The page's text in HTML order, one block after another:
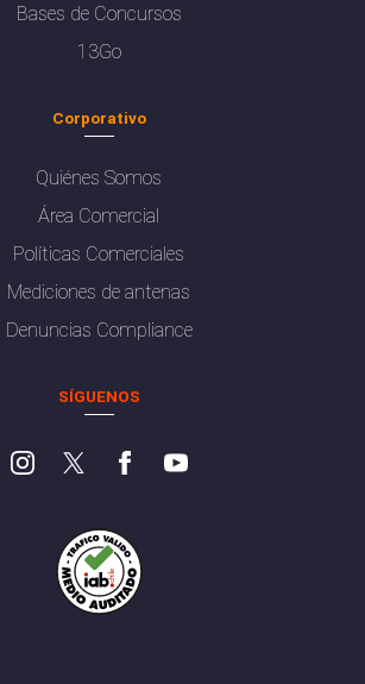
Bases de Concursos
13Go
Corporativo
Quiénes Somos
Área Comercial
Políticas Comerciales
Mediciones de antenas
Denuncias Compliance
SÍGUENOS